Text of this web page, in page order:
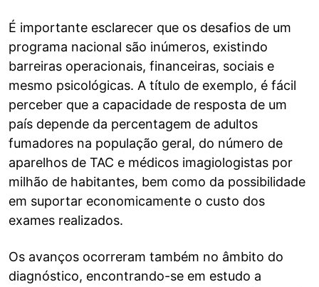
É importante esclarecer que os desafios de um
programa nacional são inúmeros, existindo
barreiras operacionais, financeiras, sociais e
mesmo psicológicas. A título de exemplo, é fácil
perceber que a capacidade de resposta de um
país depende da percentagem de adultos
fumadores na população geral, do número de
aparelhos de TAC e médicos imagiologistas por
milhão de habitantes, bem como da possibilidade
em suportar economicamente o custo dos
exames realizados.
Os avanços ocorreram também no âmbito do
diagnóstico, encontrando-se em estudo a